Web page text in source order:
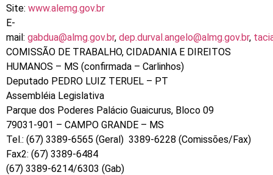
Site: www.alemg.gov.br
E-
mail: gabdua@almg.gov.br, dep.durval.angelo@almg.gov.br,
COMISSÃO DE TRABALHO, CIDADANIA E DIREITOS
HUMANOS – MS (confirmada – Carlinhos)
Deputado PEDRO LUIZ TERUEL – PT
Assembléia Legislativa
Parque dos Poderes Palácio Guaicurus, Bloco 09
79031-901 – CAMPO GRANDE – MS
Tel.: (67) 3389-6565 (Geral) 3389-6228 (Comissões/Fax)
Fax2: (67) 3389-6484
(67) 3389-6214/6303 (Gab)